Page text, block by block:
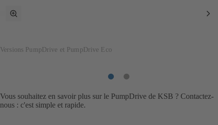
Versions PumpDrive et PumpDrive Eco
Passer
écran
PostePoste
Vous souhaitez en savoir plus sur le PumpDrive de KSB ? Contactez-
nous : c'est simple et rapide.